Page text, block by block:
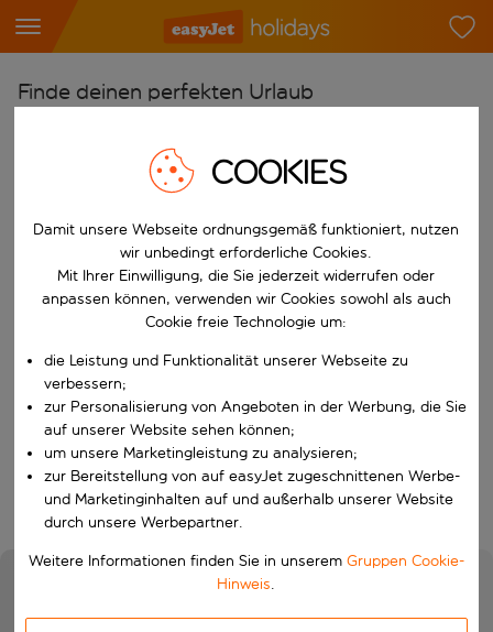
Finde deinen perfekten Urlaub
Flughafen wählen
Beginne mit der Eingabe für die automatische
Reiseziel wählen
Wähle ein Ab- und Rückflugdatum aus.
Reisezeitraum wählen
Wann
Wer
Suchen
COOKIES
Damit unsere Webseite ordnungsgemäß funktioniert, nutzen
wir unbedingt erforderliche Cookies.
Mit Ihrer Einwilligung, die Sie jederzeit widerrufen oder
anpassen können, verwenden wir Cookies sowohl als auch
Cookie freie Technologie um:
die Leistung und Funktionalität unserer Webseite zu
verbessern;
zur Personalisierung von Angeboten in der Werbung, die Sie
auf unserer Website sehen können;
um unsere Marketingleistung zu analysieren;
zur Bereitstellung von auf easyJet zugeschnittenen Werbe-
und Marketinginhalten auf und außerhalb unserer Website
durch unsere Werbepartner.
Weitere Informationen finden Sie in unserem Gruppen Cookie-
Hinweis.